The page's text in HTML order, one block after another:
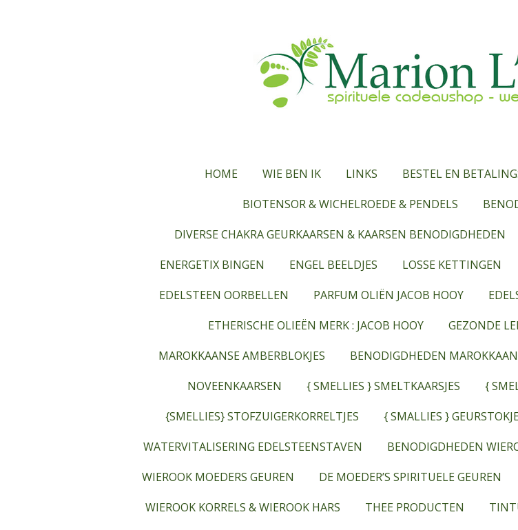
HOME WIE BEN IK LINKS BESTEL EN
BIOTENSOR & WICHELROEDE & PENDELS
DIVERSE CHAKRA GEURKAARSEN & KAARSEN BENODIGDHEDEN
ENERGETIX BINGEN
ENGEL BEELDJES LOSSE KETTINGEN
EDELSTEEN OORBELLEN
PARFUM OLIËN JACOB HOOY
ETHERISCHE OLIEËN MERK : JACOB HOOY
GEZONDE
MAROKKAANSE AMBERBLOKJES
BENODIGDHEDEN
NOVEENKAARSEN
{ SMELLIES } SMELTKAARSJES
{
{SMELLIES} STOFZUIGERKORRELTJES
{ SMALLIES }
WATERVITALISERING EDELSTEENSTAVEN
BENODIGDHEDEN
WIEROOK MOEDERS GEUREN
DE MOEDER’S SPIRITUELE GEUREN
WIEROOK KORRELS & WIEROOK HARS
THEE PRODUCTEN